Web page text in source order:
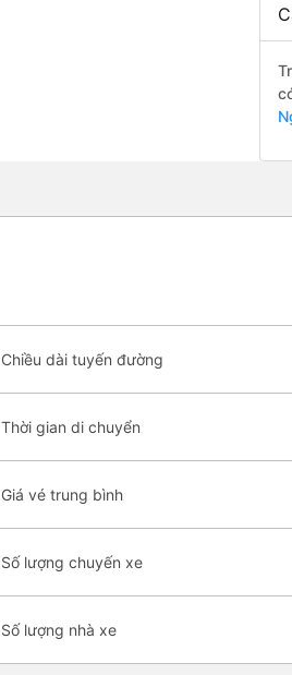
Chiều dài tuyến đường
Thời gian di chuyển
Giá vé trung bình
Số lượng chuyến xe
Số lượng nhà xe